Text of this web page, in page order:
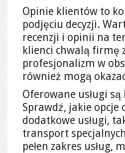
Opinie klientów to
podjęciu decyzji.
recenzji i opinii na
klienci chwalą firmę
profesjonalizm w
również mogą
Oferowane usługi
Sprawdź, jakie
dodatkowe usługi,
transport
pełen zakres usług,